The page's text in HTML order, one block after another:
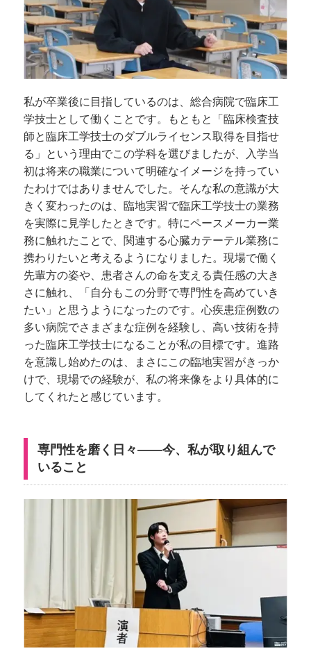
私が卒業後に目指しているのは、総合病院で臨床工
学技士として働くことです。もともと「臨床検査技
師と臨床工学技士のダブルライセンス取得を目指せ
る」という理由でこの学科を選びましたが、入学当
初は将来の職業について明確なイメージを持ってい
たわけではありませんでした。そんな私の意識が大
きく変わったのは、臨地実習で臨床工学技士の業務
を実際に見学したときです。特にペースメーカー業
務に触れたことで、関連する心臓カテーテル業務に
携わりたいと考えるようになりました。現場で働く
先輩方の姿や、患者さんの命を支える責任感の大き
さに触れ、「自分もこの分野で専門性を高めていき
たい」と思うようになったのです。心疾患症例数の
多い病院でさまざまな症例を経験し、高い技術を持
った臨床工学技士になることが私の目標です。進路
を意識し始めたのは、まさにこの臨地実習がきっか
けで、現場での経験が、私の将来像をより具体的に
してくれたと感じています。
専門性を磨く日々——今、私が取り組んで
いること